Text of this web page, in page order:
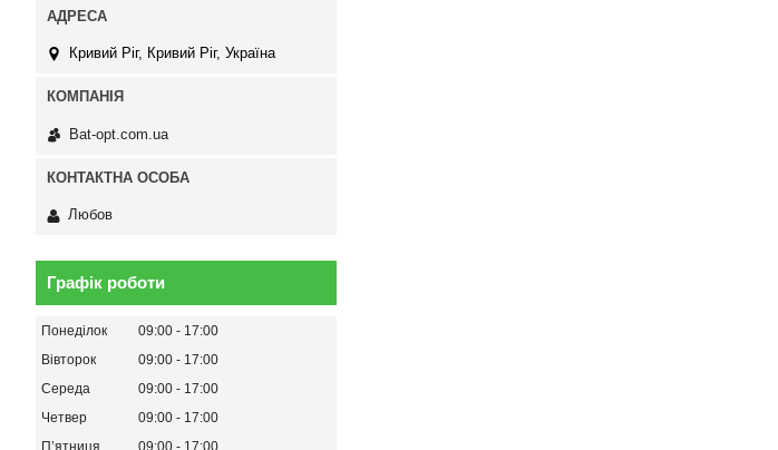
Кривий Ріг, Кривий Ріг, Україна
Bat-opt.com.ua
Любов
Графік роботи
Понеділок 09:00
17:00
Вівторок
09:00
17:00
Середа
09:00
17:00
Четвер
09:00
17:00